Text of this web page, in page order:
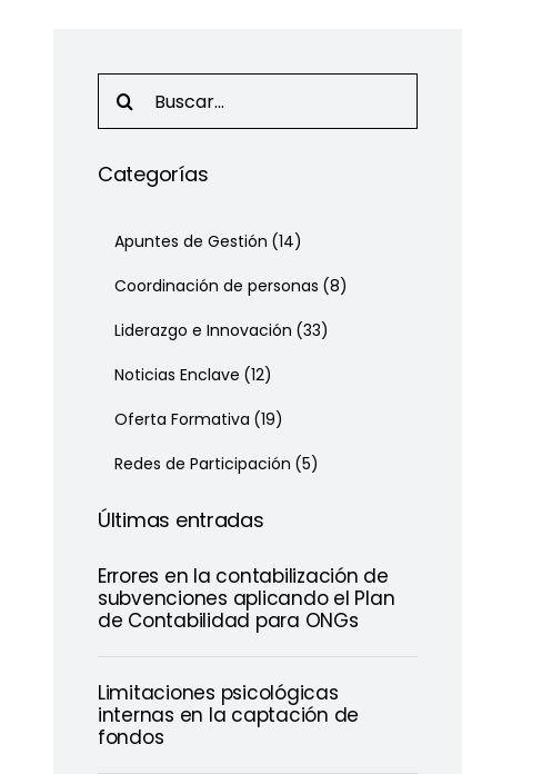
Search
Categorías
Apuntes de Gestión (14)
Coordinación de personas (8)
Liderazgo e Innovación (33)
Noticias Enclave (12)
Oferta Formativa (19)
Redes de Participación (5)
Últimas entradas
Errores en la contabilización de
subvenciones aplicando el Plan
de Contabilidad para ONGs
Limitaciones psicológicas
internas en la captación de
fondos